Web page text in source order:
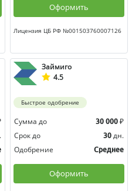
Оформить
Лицензия ЦБ РФ №001503760007126
Займиго
4.5
Быстрое одобрение
Сумма до 30 000 ₽
Срок до
30 дн.
Одобрение
Среднее
Оформить